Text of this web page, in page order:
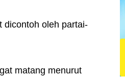
dicontoh oleh partai-
matang menurut